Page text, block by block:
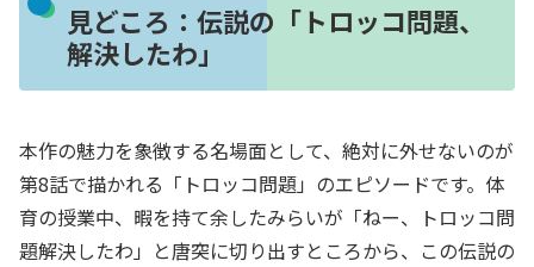
見どころ：伝説の「トロッコ問題、
解決したわ」
本作の魅力を象徴する名場面として、絶対に外せないのが
第8話で描かれる「トロッコ問題」のエピソードです。体
育の授業中、暇を持て余したみらいが「ねー、トロッコ問
題解決したわ」と唐突に切り出すところから、この伝説の